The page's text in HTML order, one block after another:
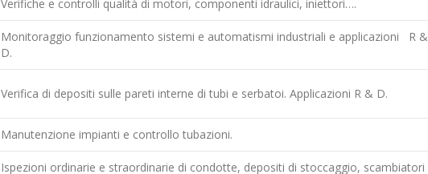
Verifiche e controlli qualità di motori, componenti idraulici, iniettori….
Monitoraggio funzionamento sistemi e automatismi industriali e applicazioni R &
D.
Verifica di depositi sulle pareti interne di tubi e serbatoi. Applicazioni R & D.
Manutenzione impianti e controllo tubazioni.
Ispezioni ordinarie e straordinarie di condotte, depositi di stoccaggio, scambiatori